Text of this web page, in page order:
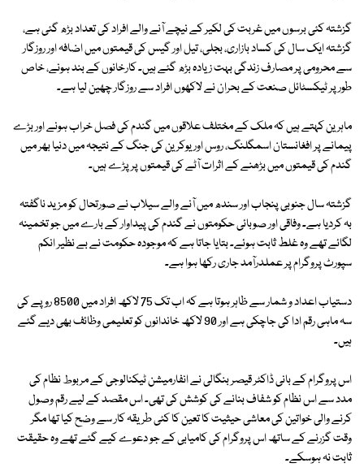
گزشتہ کئی برسوں میں غربت کی لکیر کے نیچے آنے والے افراد کی تعداد بڑھ گئی ہے،
گزشتہ ایک سال کی کساد بازاری، بجلی، تیل اور گیس کی قیمتوں میں اضافہ اور روزگار
سے محرومی پر مصارف زندگی بہت زیادہ بڑھ گئے ہیں۔ کارخانوں کے بند ہونے، خاص
طور پر ٹیکسٹائل صنعت کے بحران نے لاکھوں افراد سے روزگار چھین لیا ہے۔
ماہرین کہتے ہیں کہ ملک کے مختلف علاقوں میں گندم کی فصل خراب ہونے اور بڑے
پیمانے پر افغانستان اسمگلنگ، روس اور یوکرین کی جنگ کے نتیجہ میں دنیا بھر میں
گندم کی قیمتوں میں بڑھنے کے اثرات آٹے کی قیمتوں پر پڑے ہیں۔
گزشتہ سال جنوبی پنجاب اور سندھ میں آنے والے سیلاب نے صورتحال کو مزید ناگفتہ
بہ کردیا ہے۔ وفاقی اور صوبائی حکومتوں نے گندم کی پیداوار کے بارے میں جو تخمینہ
لگائے تھے وہ غلط ثابت ہوئے۔ بتایا جاتا ہے کہ موجودہ حکومت نے بے نظیر انکم
سپورٹ پروگرام پر عملدرآمد جاری رکھا ہوا ہے۔
دستیاب اعداد و شمار سے ظاہر ہوتا ہے کہ اب تک 75 لاکھ افراد میں 8500 روپے کی
سہ ماہی رقم ادا کی جاچکی ہے اور 90 لاکھ خاندانوں کو تعلیمی وظائف بھی دیے گئے
ہیں۔
اس پروگرام کے بانی ڈاکٹر قیصر بنگالی نے انفارمیشن ٹیکنالوجی کے مربوط نظام کی
مدد سے اس نظام کو شفاف بنانے کی کوشش کی تھی۔ اس مقصد کے لیے رقم وصول
کرنے والی خواتین کی معاشی حیثیت کا تعین کا کئی طریقہ کار سے وضح کیا تھا مگر
وقت گزرنے کے ساتھ اس پروگرام کی کامیابی کے جو دعوے کیے گئے تھے وہ حقیقت
ثابت نہ ہوسکے۔